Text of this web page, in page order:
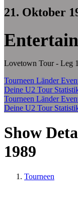
21. Oktober
Lovetown Tour - Leg
Tourneen Länder
Deine U2 Tour
Tourneen Länder
Deine U2 Tour
Show
1989
Tourneen